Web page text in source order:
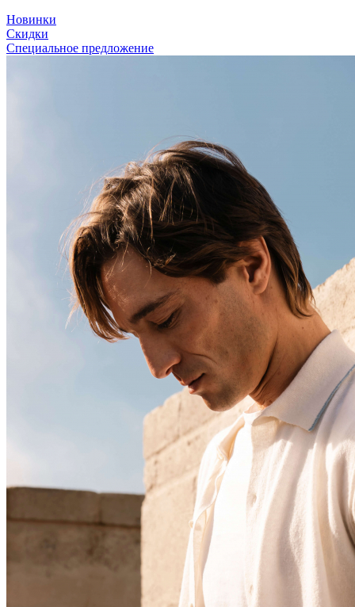
Новинки
Скидки
Специальное предложение